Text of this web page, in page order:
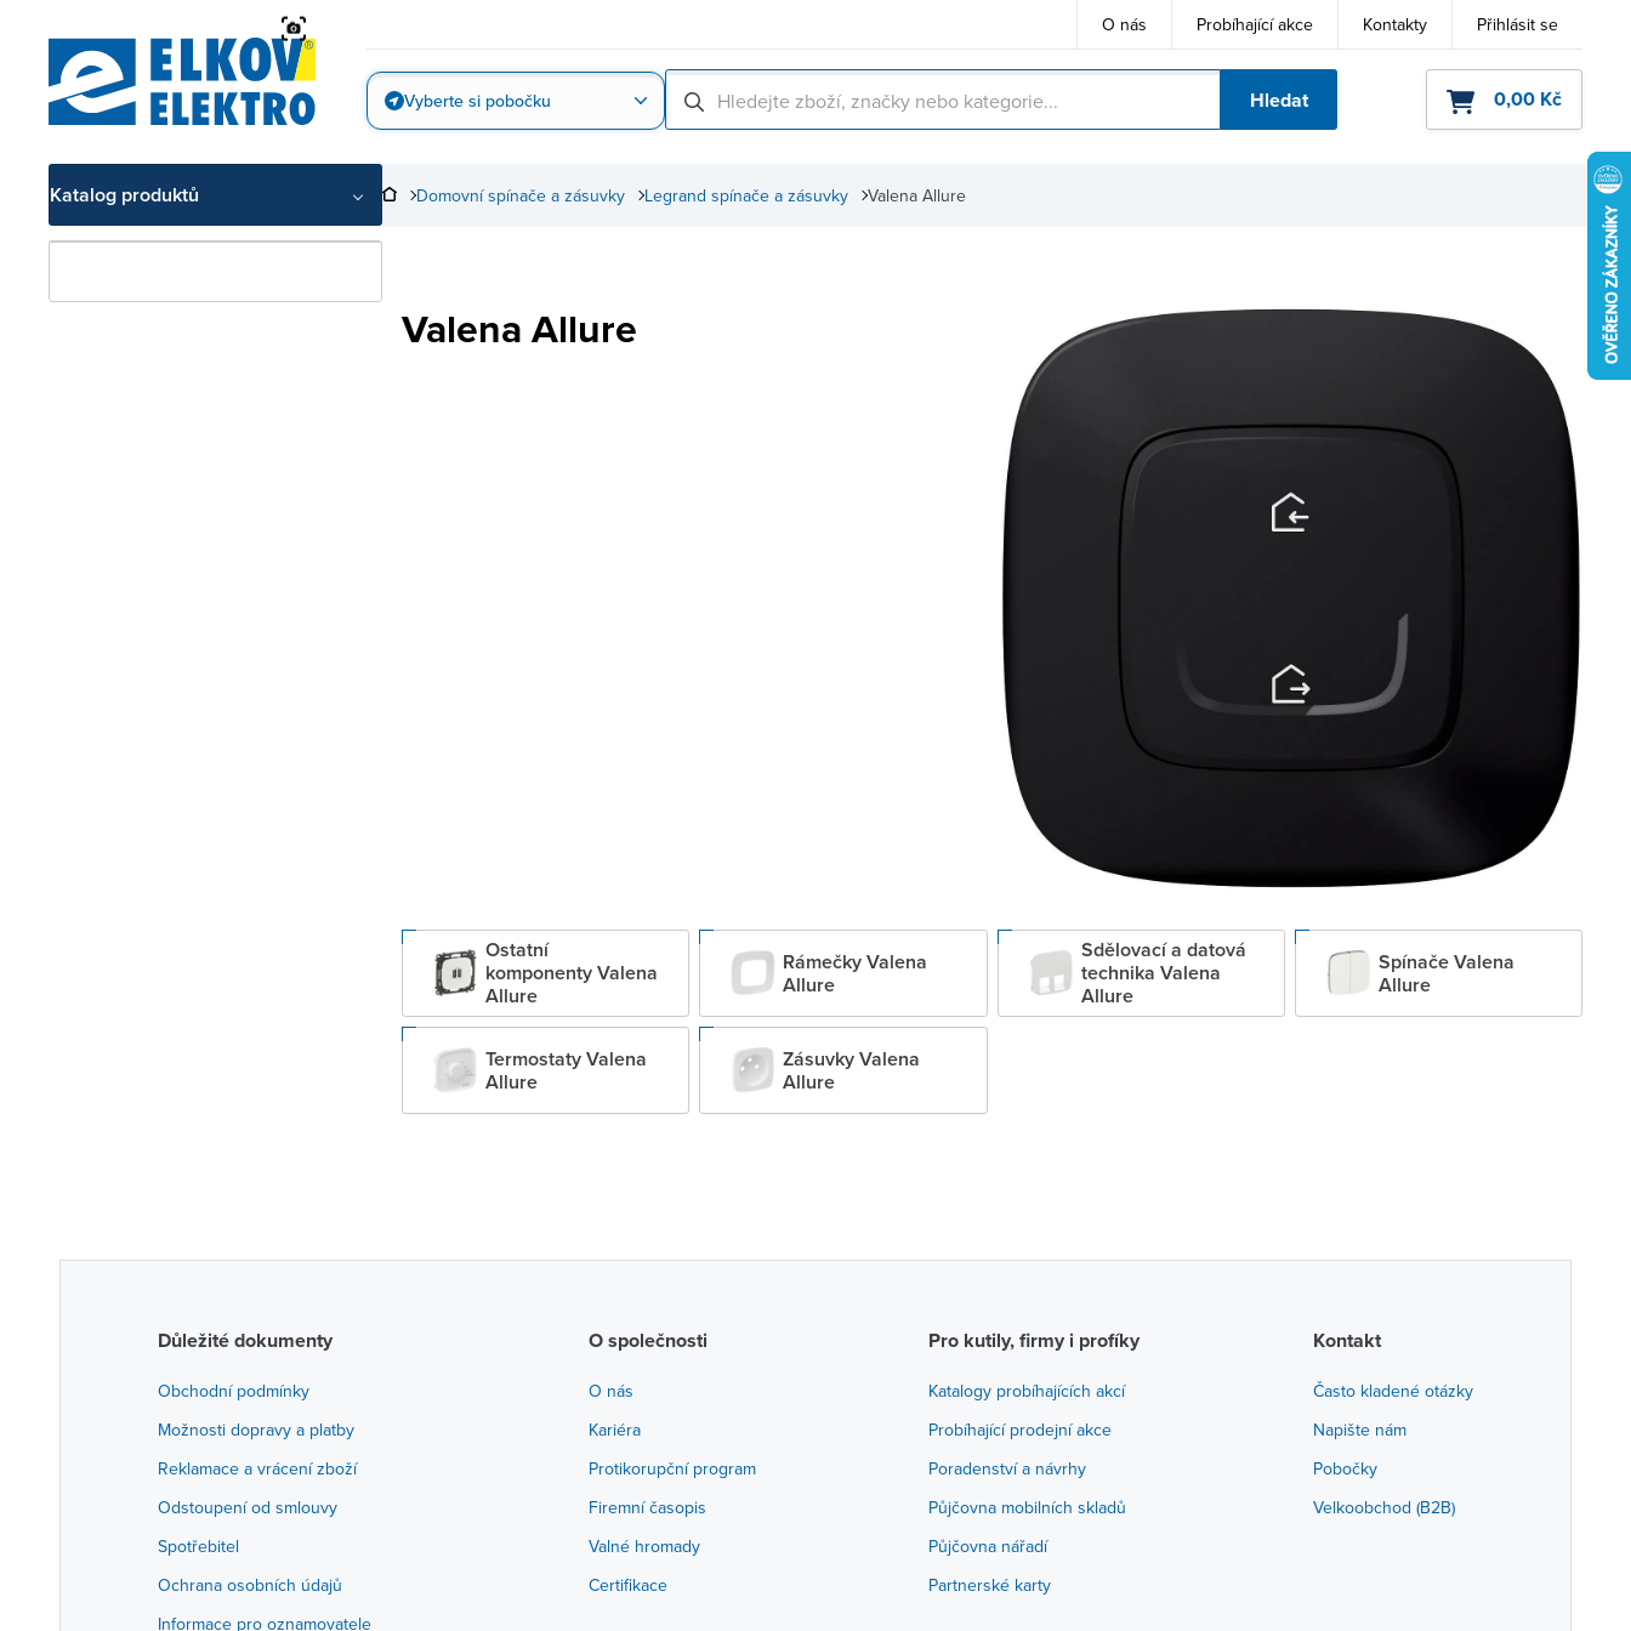
O nás Probíhající akce Kontakty Přihlásit se
Vyberte si pobočku Hledat 0,00 Kč
Katalog produktů Valena Allure
Legrand spínače a zásuvky
Domovní spínače a zásuvky
Valena Allure
Ostatní
komponenty Valena
Allure
Rámečky Valena
Allure
Sdělovací a datová
technika Valena
Allure
Spínače Valena
Allure
Termostaty Valena
Allure
Zásuvky Valena
Allure
Důležité dokumenty
Obchodní podmínky
Možnosti dopravy a platby
Reklamace a vrácení zboží
Odstoupení od smlouvy
Spotřebitel
Ochrana osobních údajů
Informace pro oznamovatele
O společnosti
O nás
Kariéra
Protikorupční program
Firemní časopis
Valné hromady
Certifikace
Pro kutily, firmy i profíky
Katalogy probíhajících akcí
Probíhající prodejní akce
Poradenství a návrhy
Půjčovna mobilních skladů
Půjčovna nářadí
Partnerské karty
Kontakt
Často kladené otázky
Napište nám
Pobočky
Velkoobchod (B2B)